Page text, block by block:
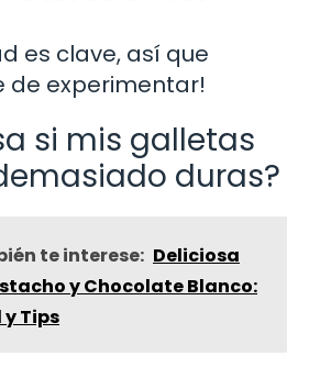
es clave, así que
de experimentar!
si mis galletas
duras?
te interese: Deliciosa
y Chocolate Blanco:
y Tips